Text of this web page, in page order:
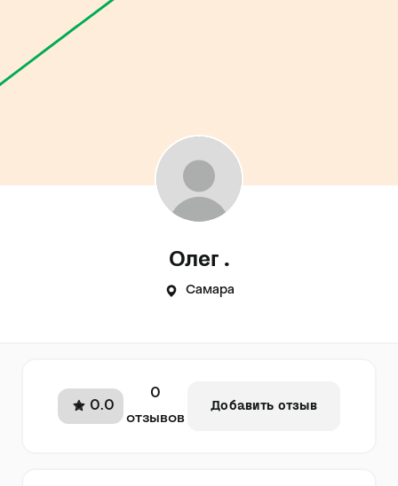
Олег .
Самара
0.0
0
отзывов
Добавить отзыв